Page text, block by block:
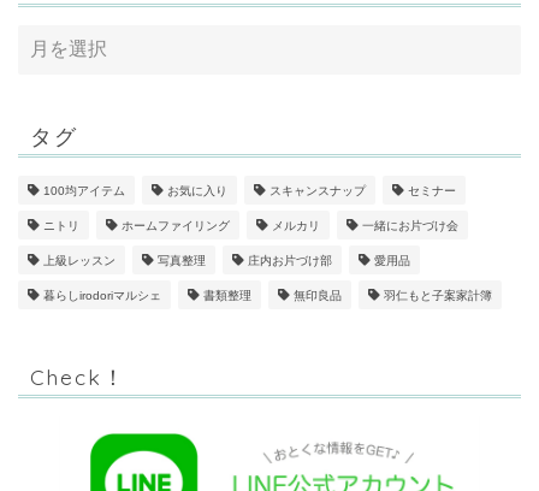
タグ
100均アイテム お気に入り スキャンスナップ セミナー
ニトリ ホームファイリング メルカリ 一緒にお片づけ会
上級レッスン 写真整理 庄内お片づけ部 愛用品
暮らしirodoriマルシェ 書類整理 無印良品 羽仁もと子案家計簿
Check！